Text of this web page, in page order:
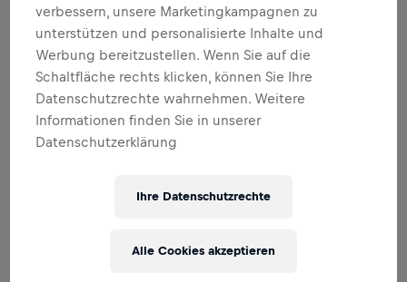
SPENDENAKTION SPENDEN
Deine Spende macht den Unterschied! 100 % davon
fließen in die Rückenmarksforschung.
VERGANGENE TEILNAHMEN
04. Mai 2025
verbessern, unsere Marketingkampagnen zu
unterstützen und personalisierte Inhalte und
Werbung bereitzustellen. Wenn Sie auf die
Schaltfläche rechts klicken, können Sie Ihre
Datenschutzrechte wahrnehmen. Weitere
Informationen finden Sie in unserer
Datenschutzerklärung
Ihre Datenschutzrechte
Alle Cookies akzeptieren